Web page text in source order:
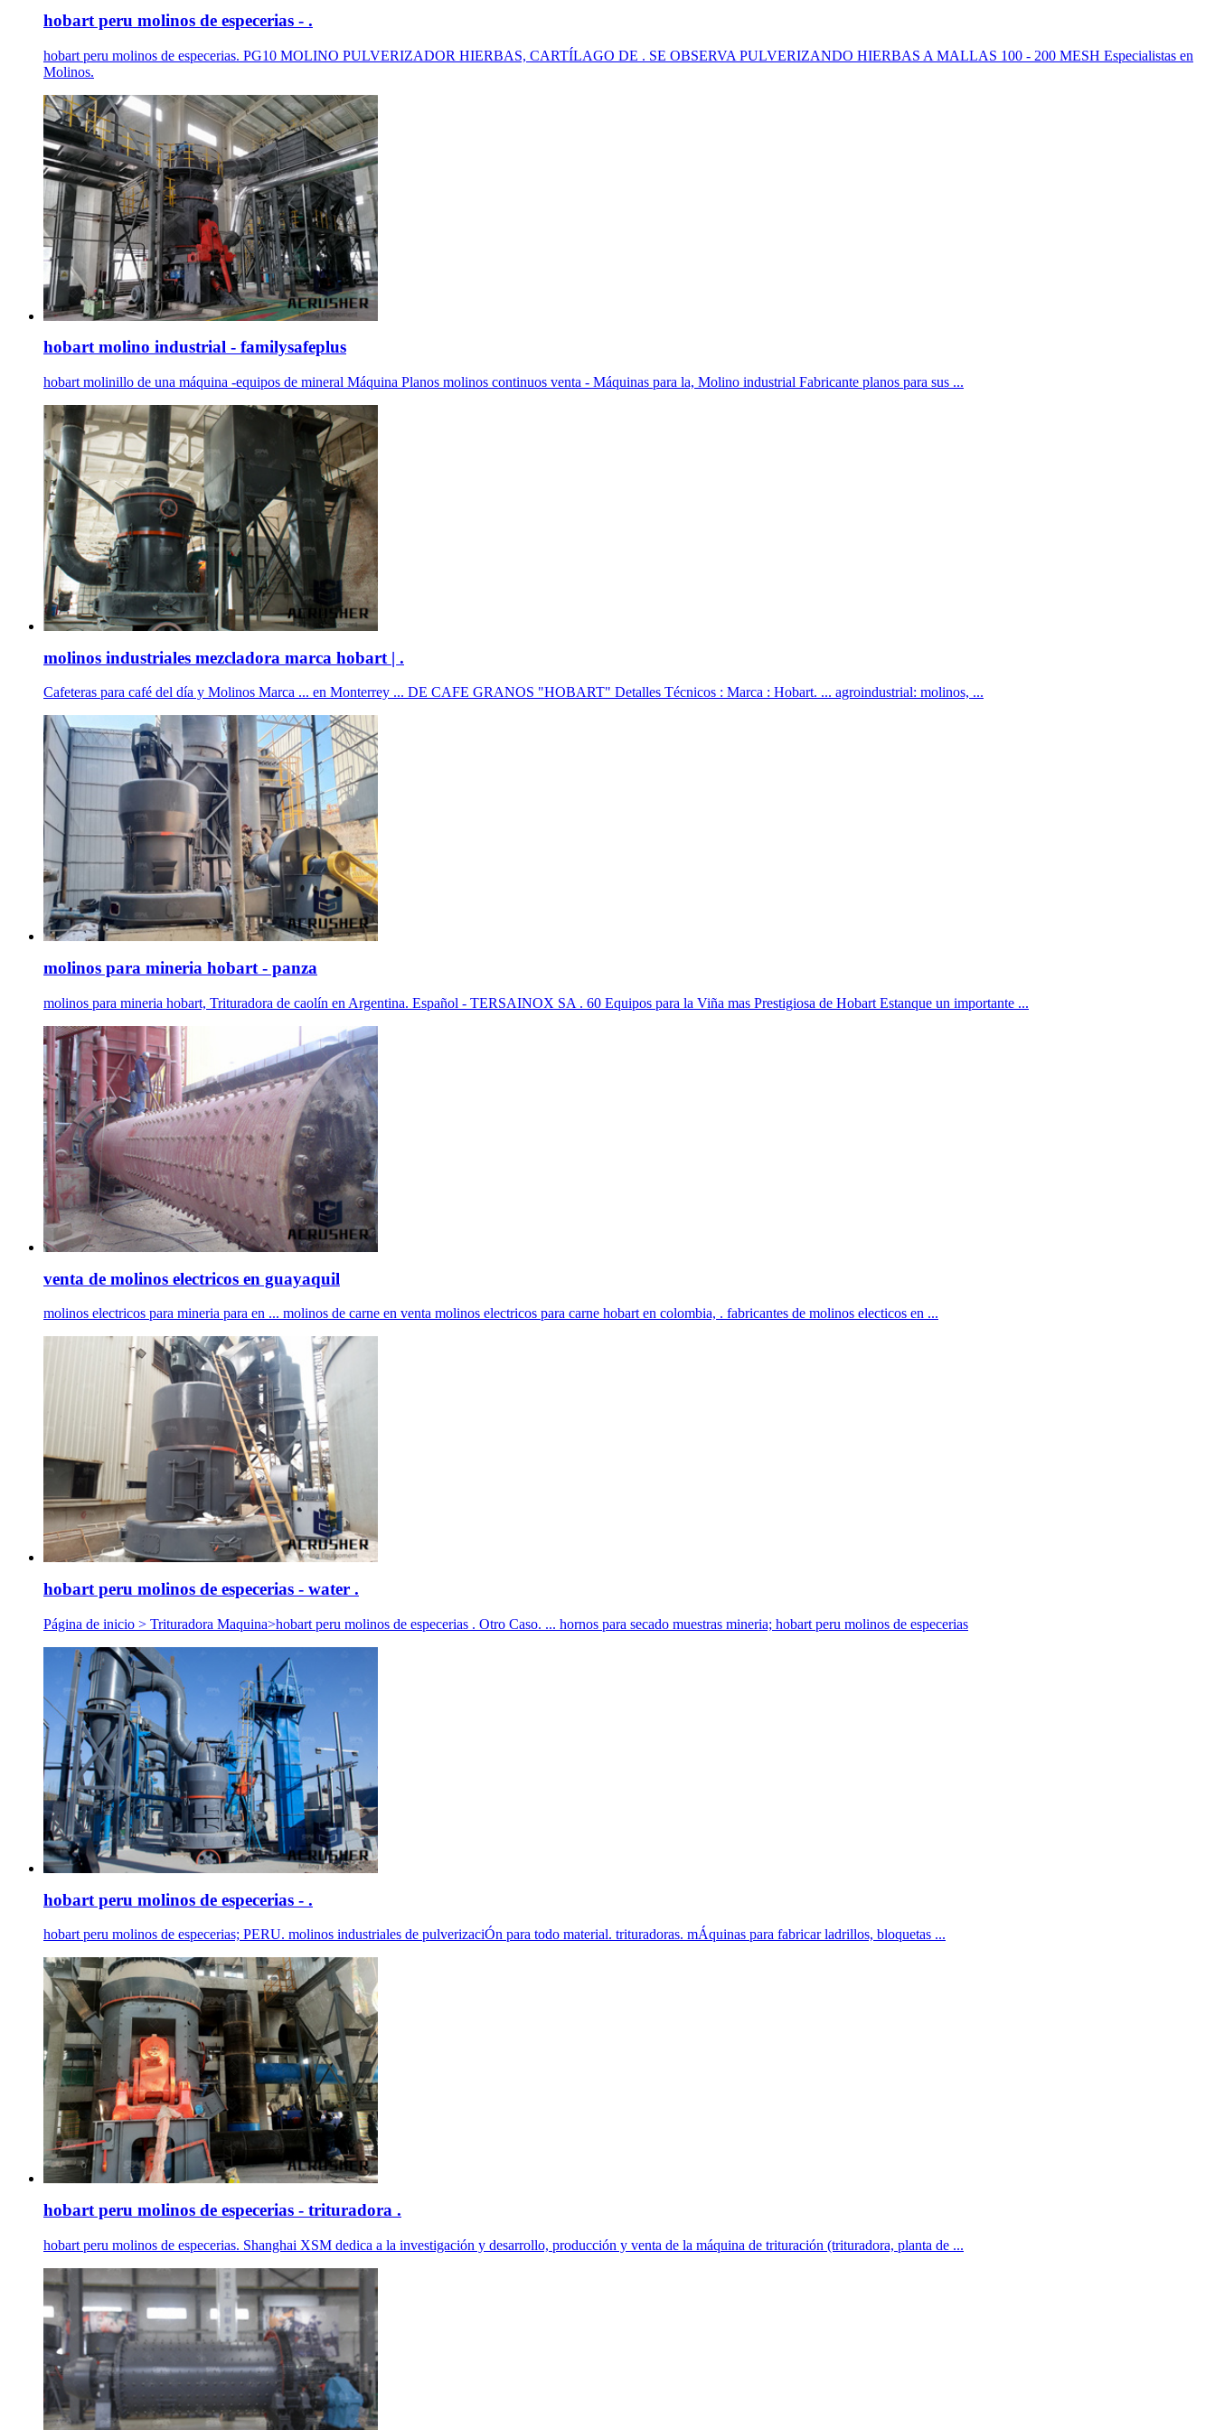
hobart peru molinos de especerias - .
hobart peru molinos de especerias. PG10 MOLINO PULVERIZADOR HIERBAS, CARTÍLAGO DE . SE OBSERVA PULVERIZANDO HIERBAS A MALLAS 100 - 200 MESH Especialistas en
Molinos.
hobart molino industrial - familysafeplus
hobart molinillo de una máquina -equipos de mineral Máquina Planos molinos continuos venta - Máquinas para la, Molino industrial Fabricante planos para sus ...
molinos industriales mezcladora marca hobart | .
Cafeteras para café del día y Molinos Marca ... en Monterrey ... DE CAFE GRANOS "HOBART" Detalles Técnicos : Marca : Hobart. ... agroindustrial: molinos, ...
molinos para mineria hobart - panza
molinos para mineria hobart, Trituradora de caolín en Argentina. Español - TERSAINOX SA . 60 Equipos para la Viña mas Prestigiosa de Hobart Estanque un importante ...
venta de molinos electricos en guayaquil
molinos electricos para mineria para en ... molinos de carne en venta molinos electricos para carne hobart en colombia, . fabricantes de molinos electicos en ...
hobart peru molinos de especerias - water .
Página de inicio > Trituradora Maquina>hobart peru molinos de especerias . Otro Caso. ... hornos para secado muestras mineria; hobart peru molinos de especerias
hobart peru molinos de especerias - .
hobart peru molinos de especerias; PERU. molinos industriales de pulverizaciÓn para todo material. trituradoras. mÁquinas para fabricar ladrillos, bloquetas ...
hobart peru molinos de especerias - trituradora .
hobart peru molinos de especerias. Shanghai XSM dedica a la investigación y desarrollo, producción y venta de la máquina de trituración (trituradora, planta de ...